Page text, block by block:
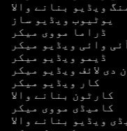
ویڈیو بنانے والا
یوٹیوب ویڈیو ساز
ڈراما مووی میکر
وائی ویڈیو میکر
ڈیمو ویڈیو میکر
دی لائف ویڈیو میکر
کار ویڈیو میکر
کارٹون بنانے والا
کامیڈی مووی میکر
ویڈیو بنانے والا